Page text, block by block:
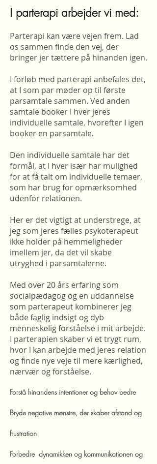
I parterapi arbejder vi med:
Parterapi kan være vejen frem. Lad
os sammen finde den vej, der
bringer jer tættere på hinanden igen.
I forløb med parterapi anbefales det,
at I som par møder op til første
parsamtale sammen. Ved anden
samtale booker I hver jeres
individuelle samtale, hvorefter I igen
booker en parsamtale.
Den individuelle samtale har det
formål, at I hver især har mulighed
for at få talt om individuelle temaer,
som har brug for opmærksomhed
udenfor relationen.
Her er det vigtigt at understrege, at
jeg som jeres fælles psykoterapeut
ikke holder på hemmeligheder
imellem jer, da det vil skabe
utryghed i parsamtalerne.
Med over 20 års erfaring som
socialpædagog og en uddannelse
som parterapeut kombinerer jeg
både faglig indsigt og dyb
menneskelig forståelse i mit arbejde.
I parterapien skaber vi et trygt rum,
hvor I kan arbejde med jeres relation
og finde nye veje til mere kærlighed,
nærvær og forståelse.
Forstå hinandens intentioner og behov bedre
Bryde negative mønstre, der skaber afstand og
frustration
Forbedre dynamikken og kommunikationen og